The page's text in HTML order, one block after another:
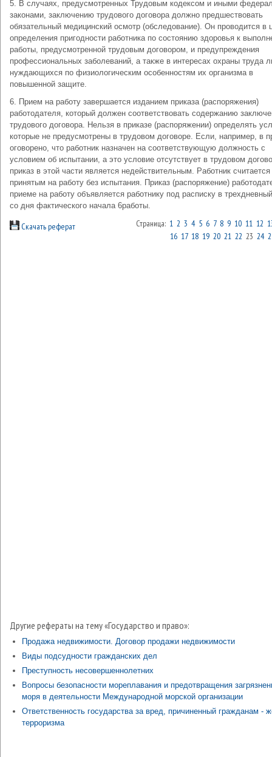
5. В случаях, предусмотренных Трудовым кодексом и иными
законами, заключению трудового договора должно предшествовать
обязательный медицинский осмотр (обследование). Он проводится в
определения пригодности работника по состоянию здоровья к
работы, предусмотренной трудовым договором, и предупреждения
профессиональных заболеваний, а также в интересах охраны труда
нуждающихся по физиологическим особенностям их организма в
повышенной защите.
6. Прием на работу завершается изданием приказа (распоряжения)
работодателя, который должен соответствовать содержанию
трудового договора. Нельзя в приказе (распоряжении) определять
которые не предусмотрены в трудовом договоре. Если, например, в
оговорено, что работник назначен на соответствующую должность с
условием об испытании, а это условие отсутствует в трудовом
приказ в этой части является недействительным. Работник считается
принятым на работу без испытания. Приказ (распоряжение)
приеме на работу объявляется работнику под расписку в
со дня фактического начала 6работы.
Скачать реферат Страница: 1 2 3 4 5 6 7 8 9 10 11 12
16 17 18 19 20 21 22 23 24
Другие рефераты на тему «Государство и право»:
Продажа недвижимости. Договор продажи недвижимости
Виды подсудности гражданских дел
Преступность несовершеннолетних
Вопросы безопасности мореплавания и предотвращения
моря в деятельности Международной морской организации
Ответственность государства за вред, причиненный гражданам -
терроризма